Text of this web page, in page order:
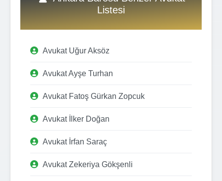
Listesi
Avukat Uğur Aksöz
Avukat Ayşe Turhan
Avukat Fatoş Gürkan Zopcuk
Avukat İlker Doğan
Avukat İrfan Saraç
Avukat Zekeriya Gökşenli